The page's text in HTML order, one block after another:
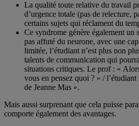
La qualité toute relative du travail
d’urgence totale (pas de relecture,
certains sujets qui réclament du
Ce syndrome génère également un
pas affuté du neurone, avec une
limitée, l’étudiant n’est plus non
talents de communication qui
situations critiques. Le prof : «
vous en pensez quoi ? » / l’étudiant
de Jeanne Mas ».
Mais aussi surprenant que cela puisse
comporte également des avantages.